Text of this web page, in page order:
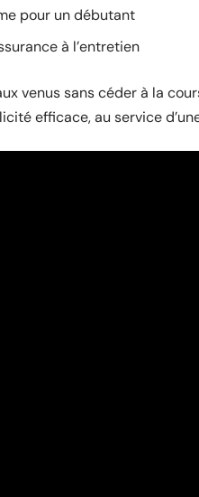
pour un débutant
à l’entretien
venus sans céder à la
efficace, au service